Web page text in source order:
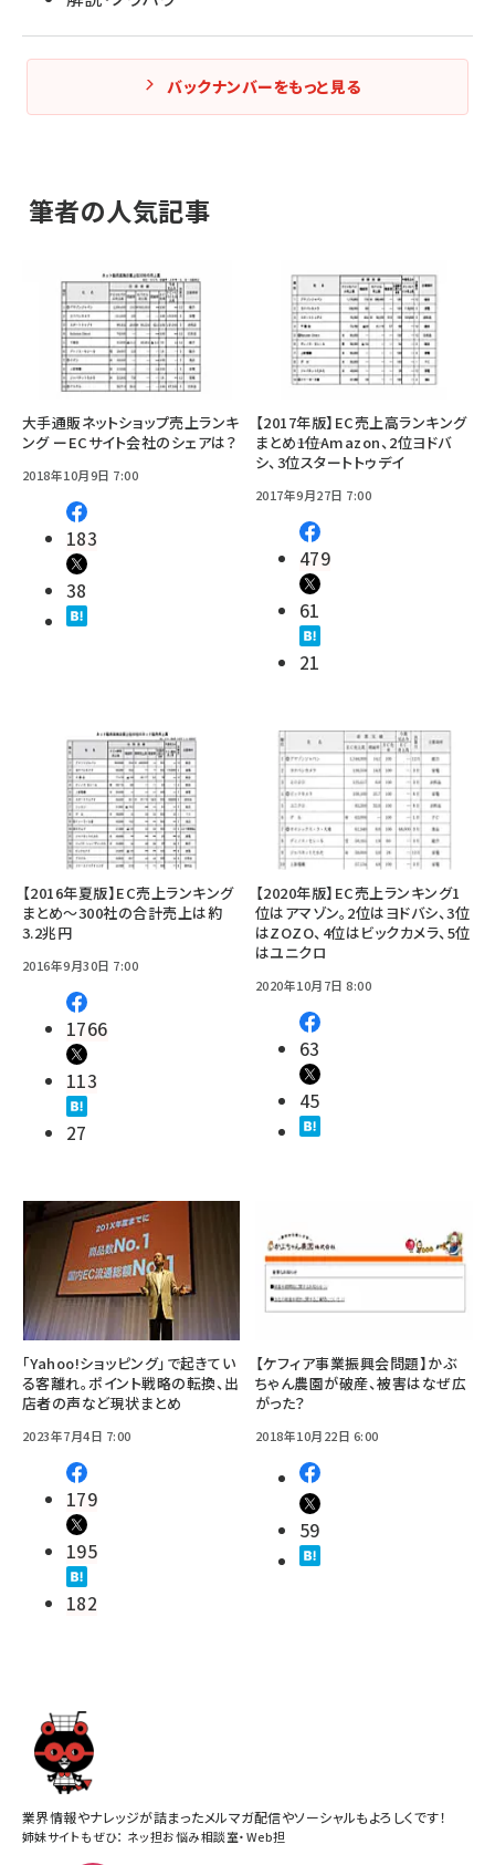
バックナンバーをもっと見る
筆者の人気記事
大手通販ネットショップ売上ランキ
ング ーECサイト会社のシェアは？
2018年10月9日 7:00
183
38
【2017年版】EC売上高ランキング
まとめ――1位Amazon、2位ヨドバ
シ、3位スタートトゥデイ
2017年9月27日 7:00
479
61
21
【2016年夏版】EC売上ランキング
まとめ～300社の合計売上は約
3.2兆円
2016年9月30日 7:00
1766
113
27
【2020年版】EC売上ランキング1
位はアマゾン。2位はヨドバシ、3位
はZOZO、4位はビックカメラ、5位
はユニクロ
2020年10月7日 8:00
63
45
「Yahoo!ショッピング」で起きてい
る客離れ。ポイント戦略の転換、出
店者の声など現状まとめ
2023年7月4日 7:00
179
195
182
【ケフィア事業振興会問題】かぶ
ちゃん農園が破産、被害はなぜ広
がった？
2018年10月22日 6:00
59
業界情報やナレッジが詰まったメルマガ配信やソーシャルもよろしくです！
姉妹サイトもぜひ： ネッ担お悩み相談室・Web担